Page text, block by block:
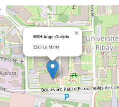
MSH Ange-Guépin
ESO-Le Mans
×